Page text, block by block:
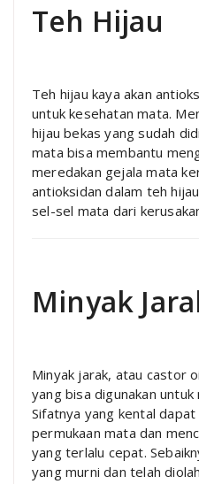
Teh Hijau
Teh hijau kaya akan
untuk kesehatan mata.
hijau bekas yang sudah
mata bisa membantu
meredakan gejala mata
antioksidan dalam teh
sel-sel mata dari
Minyak
Minyak jarak, atau castor
yang bisa digunakan
Sifatnya yang kental
permukaan mata dan
yang terlalu cepat.
yang murni dan telah